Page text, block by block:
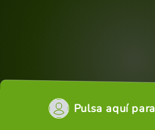
Pulsa aquí